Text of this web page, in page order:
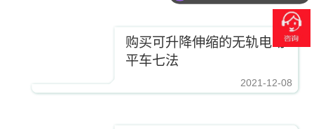
购买可升降伸缩的无轨电动
平车七法
2021-12-08